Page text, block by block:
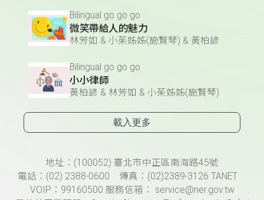
Bilingual go go go
微笑帶給人的魅力
林芳如 & 小茱姊姊(施賢琴) & 黃柏諺
Bilingual go go go
小小律師
黃柏諺 & 林芳如 & 小茱姊姊(施賢琴)
載入更多
頁尾資訊地址：(100052) 臺北市中正區南海路45號
電話：(02) 2388-0600 傳真：(02)2389-3126 TANET
VOIP：99160500 服務信箱： service@ner.gov.tw